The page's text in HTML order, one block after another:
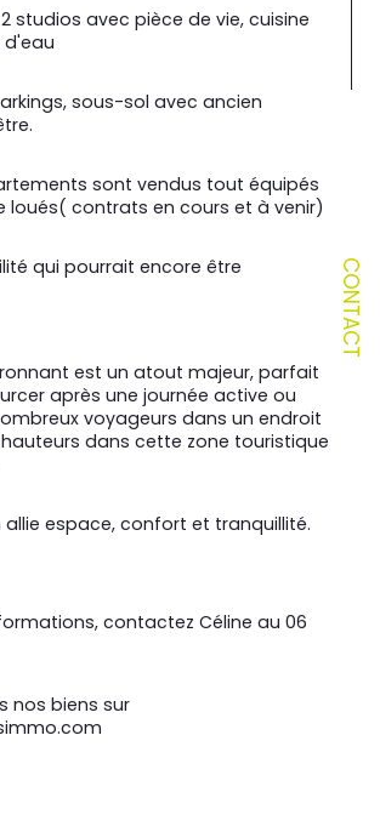
CONTACT
studios avec pièce de vie, cuisine
d'eau
sous-sol avec ancien
sont vendus tout équipés
loués( contrats en cours et à venir)
qui pourrait encore être
est un atout majeur, parfait
après une journée active ou
voyageurs dans un endroit
dans cette zone touristique
espace, confort et tranquillité.
contactez Céline au 06
nos biens sur